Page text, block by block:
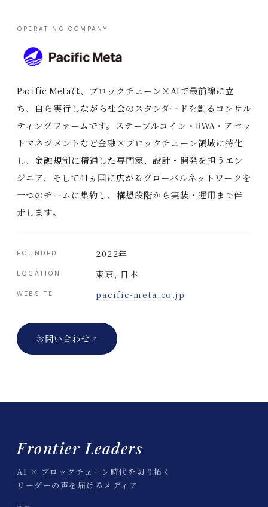
OPERATING COMPANY
Pacific Metaは、ブロックチェーン×AIで最前線に立
ち、自ら実行しながら社会のスタンダードを創るコンサル
ティングファームです。ステーブルコイン・RWA・アセッ
トマネジメントなど金融×ブロックチェーン領域に特化
し、金融規制に精通した専門家、設計・開発を担うエン
ジニア、そして41ヵ国に広がるグローバルネットワークを
一つのチームに集約し、構想段階から実装・運用まで伴
走します。
FOUNDED 2022年
LOCATION 東京, 日本
WEBSITE pacific-meta.co.jp
お問い合わせ ↗
Frontier Leaders
AI × ブロックチェーン時代を切り拓く
リーダーの声を届けるメディア